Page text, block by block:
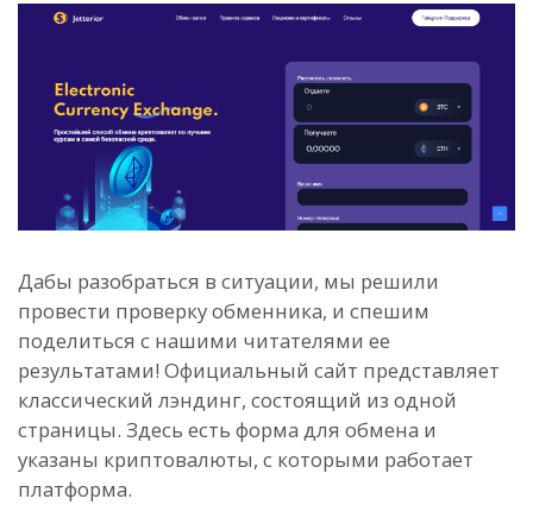
Дабы разобраться в ситуации, мы решили
провести проверку обменника, и спешим
поделиться с нашими читателями ее
результатами! Официальный сайт представляет
классический лэндинг, состоящий из одной
страницы. Здесь есть форма для обмена и
указаны криптовалюты, с которыми работает
платформа.